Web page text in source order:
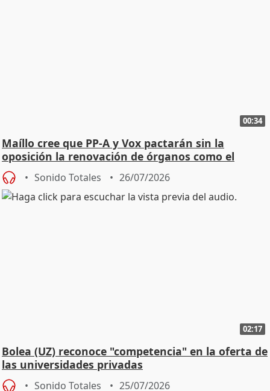
00:34
Maíllo cree que PP-A y Vox pactarán sin la
oposición la renovación de órganos como el
Defensor
Sonido Totales 26/07/2026
02:17
Bolea (UZ) reconoce "competencia" en la oferta de
las universidades privadas
Sonido Totales 25/07/2026